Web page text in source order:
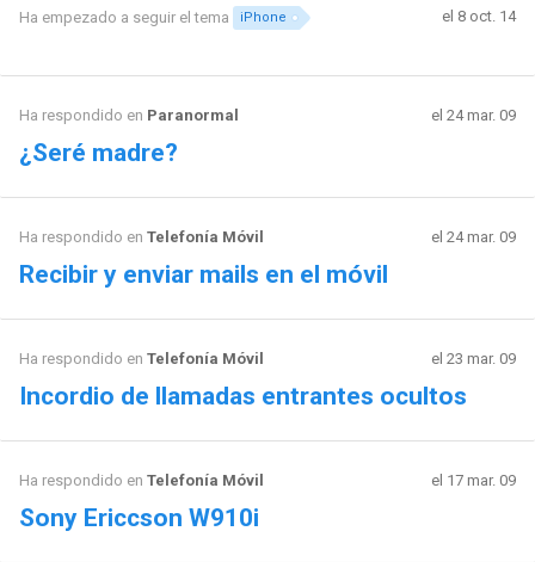
Ha empezado a seguir el tema iPhone el 8 oct. 14
Ha respondido en Paranormal el 24 mar. 09
¿Seré madre?
Ha respondido en Telefonía Móvil el 24 mar. 09
Recibir y enviar mails en el móvil
Ha respondido en Telefonía Móvil el 23 mar. 09
Incordio de llamadas entrantes ocultos
Ha respondido en Telefonía Móvil el 17 mar. 09
Sony Ericcson W910i